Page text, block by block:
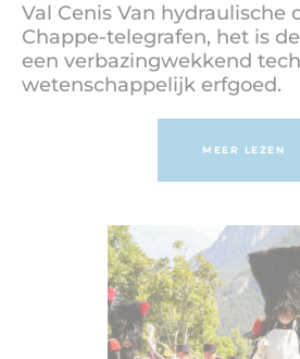
Val Cenis Van hydraulische
Chappe-telegrafen, het is
een verbazingwekkend
wetenschappelijk erfgoed.
MEER LEZEN